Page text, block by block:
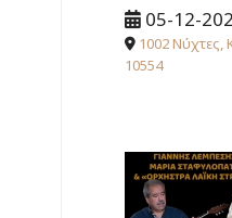
05-12-
1002 Νύχτες,
10554